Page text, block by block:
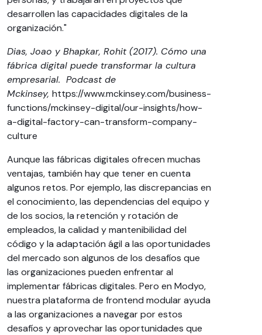
desarrollen las capacidades digitales de la
organización."
Dias, Joao y Bhapkar, Rohit (2017). Cómo una
fábrica digital puede transformar la cultura
empresarial. Podcast de
Mckinsey, https://www.mckinsey.com/business-
functions/mckinsey-digital/our-insights/how-
a-digital-factory-can-transform-company-
culture
Aunque las fábricas digitales ofrecen muchas
ventajas, también hay que tener en cuenta
algunos retos. Por ejemplo, las discrepancias en
el conocimiento, las dependencias del equipo y
de los socios, la retención y rotación de
empleados, la calidad y mantenibilidad del
código y la adaptación ágil a las oportunidades
del mercado son algunos de los desafíos que
las organizaciones pueden enfrentar al
implementar fábricas digitales. Pero en Modyo,
nuestra plataforma de frontend modular ayuda
a las organizaciones a navegar por estos
desafíos y aprovechar las oportunidades que